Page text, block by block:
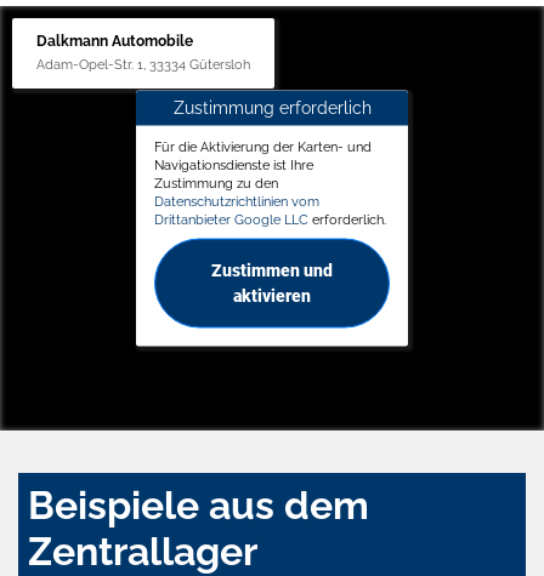
Dalkmann Automobile
Adam-Opel-Str. 1, 33334 Gütersloh
Zustimmung erforderlich
Für die Aktivierung der Karten- und
Navigationsdienste ist Ihre
Zustimmung zu den
Datenschutzrichtlinien vom
Drittanbieter Google LLC erforderlich.
Zustimmen und
aktivieren
Beispiele aus dem
Zentrallager